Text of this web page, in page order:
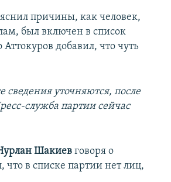
причины, как человек,
был включен в список
добавил, что чуть
уточняются, после
служба партии сейчас
Шакиев говоря о
в списке партии нет лиц,